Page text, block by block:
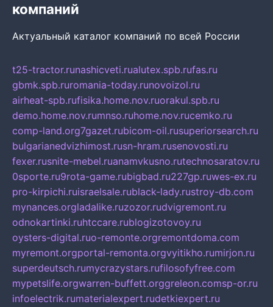
компаний
Актуальный каталог компаний по всей России
t25-tractor.runashicveti.rualutex.spb.rufas.ru
gbmk.spb.ruromania-today.runovoizol.ru
airheat-spb.rufisika.home.nov.ruorakul.spb.ru
demo.home.nov.rumnso.ruhome.nov.rucemko.ru
comp-land.org7gazet.rubicom-oil.rusuperiorsearch.ru
bulgarianedvizhimost.rusn-hram.rusenovosti.ru
fexer.rusnite-mebel.ruanamvkusno.rutechnosaratov.ru
0sporte.ru9rota-game.rubigbad.ru227gp.ruwes-ex.ru
pro-kirpichi.ruisraelsale.rublack-lady.rustroy-db.com
mynances.orgladalike.ruzozor.rudvigremont.ru
odnokartinki.ruhtccare.rublogizotovoy.ru
oysters-digital.ruo-remonte.orgremontdoma.com
myremont.orgportal-remonta.orgvyitikho.rumirjon.ru
superdeutsch.rumycrazystars.rufilosofyfree.com
mypetslife.orgwarren-buffett.orggreleon.comsp-or.ru
infoelectrik.rumaterialexpert.rudetkiexpert.ru